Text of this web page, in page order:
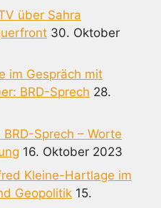
über Sahra
30. Oktober
im Gespräch mit
BRD-Sprech 28.
Sprech – Worte
16. Oktober 2023
Kleine-Hartlage im
Geopolitik 15.